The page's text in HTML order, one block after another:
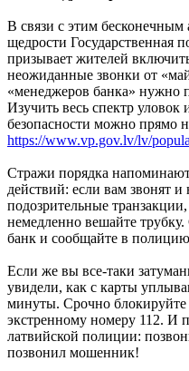
В связи с этим
щедрости Государственная
призывает жителей
неожиданные звонки от
«менеджеров банка» нужно
Изучить весь спектр уловок
безопасности можно прямо
https://www.vp.gov.lv/lv/
Стражи порядка
действий: если вам звонят
подозрительные
немедленно вешайте трубку.
банк и сообщайте в
Если же вы все-таки
увидели, как с карты
минуты. Срочно блокируйте
экстренному номеру 112. И
латвийской полиции:
позвонил мошенник!